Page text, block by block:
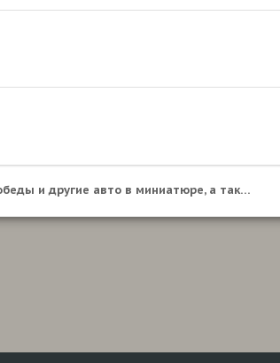
Победы и другие авто в миниатюре, а также мини увлечения